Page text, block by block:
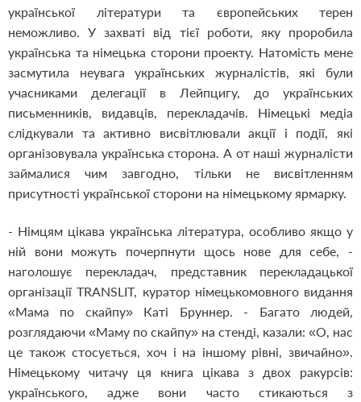
української літератури та європейських терен
неможливо. У захваті від тієї роботи, яку проробила
українська та німецька сторони проекту. Натомість мене
засмутила неувага українських журналістів, які були
учасниками делегації в Лейпцигу, до українських
письменників, видавців, перекладачів. Німецькі медіа
слідкували та активно висвітлювали акції і події, які
організовувала українська сторона. А от наші журналісти
займалися чим завгодно, тільки не висвітленням
присутності української сторони на німецькому ярмарку.
- Німцям цікава українська література, особливо якщо у
ній вони можуть почерпнути щось нове для себе, -
наголошує перекладач, представник перекладацької
організації TRANSLIT, куратор німецькомовного видання
«Мама по скайпу» Каті Бруннер. - Багато людей,
розглядаючи «Маму по скайпу» на стенді, казали: «О, нас
це також стосується, хоч і на іншому рівні, звичайно».
Німецькому читачу ця книга цікава з двох ракурсів:
українського, адже вони часто стикаються з